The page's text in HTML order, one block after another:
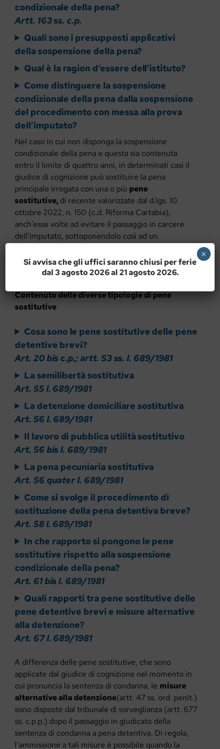
condizionale della pena?
Artt. 163 ss. c.p.
Quali sono i presupposti applicativi
della sospensione della pena?
Qual è la ragion d’essere dell’istituto?
Come distinguere la sospensione
condizionale della pena dalla sospensione
del procedimento con messa alla prova
dell’imputato?
Nel caso in cui non disponga la sospensione
condizionale della pena e questa sia contenuta
entro il limite di quattro anni, in determinati casi il
giudice di cognizione può sostituire la pena
principale irrogata con una o più pene
sostitutive,di recente valorizzate dal d.lgs. 10
ottobre 2022, n. 150 (c.d. Riforma Cartabia),
anch’esse volte ad evitare il passaggio in carcere
dell’imputato, sottoponendolo così ad un
favorirne la rieducazione e il reinserimento in
Contenuto delle diverse tipologie di pene
sostitutive
Cosa sono le pene sostitutive delle pene
detentive brevi?
Art. 20 bis c.p.; artt. 53 ss. l. 689/1981
La semilibertà sostitutiva
Art. 55 l. 689/1981
La detenzione domiciliare sostitutiva
Art. 56 l. 689/1981
Il lavoro di pubblica utilità sostitutivo
Art. 56 bis l. 689/1981
La pena pecuniaria sostitutiva
Art. 56 quater l. 689/1981
Come si svolge il procedimento di
sostituzione della pena detentiva breve?
Art. 58 l. 689/1981
In che rapporto si pongono le pene
sostitutive rispetto alla sospensione
condizionale della pena?
Art. 61 bis l. 689/1981
Quali rapporti tra pene sostitutive delle
pene detentive brevi e misure alternative
alla detenzione?
Art. 67 l. 689/1981
A differenza delle pene sostitutive, che sono
applicate dal giudice di cognizione nel momento in
cui pronuncia la sentenza di condanna, le misure
alternative alla detenzione(artt. 47 ss. ord. penit.)
sono disposte dal tribunale di sorveglianza (artt. 677
ss. c.p.p.) dopo il passaggio in giudicato della
sentenza di condanna a pena detentiva. Di regola,
l’ammissione a tali misure è possibile quando la
Si avvisa che gli uffici saranno chiusi per ferie
dal 3 agosto 2026 al 21 agosto 2026.
×